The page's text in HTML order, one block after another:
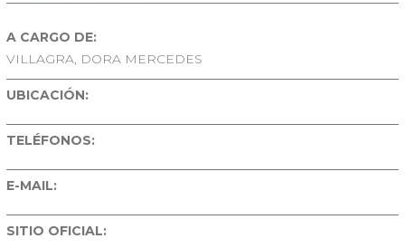
A CARGO DE:
VILLAGRA, DORA MERCEDES
UBICACIÓN:
TELÉFONOS:
E-MAIL:
SITIO OFICIAL: